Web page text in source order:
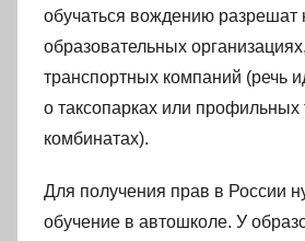
обучаться вождению разрешат
образовательных
транспортных компаний (речь
о таксопарках или профильных
комбинатах).
Для получения прав в России
обучение в автошколе. У